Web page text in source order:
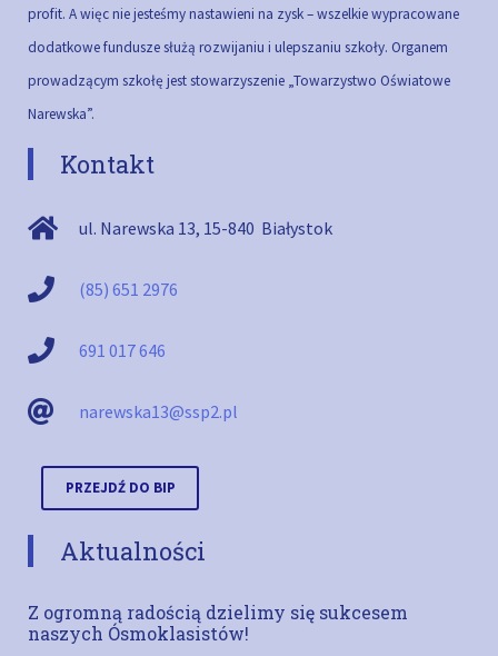
profit. A więc nie jesteśmy nastawieni na zysk – wszelkie wypracowane
dodatkowe fundusze służą rozwijaniu i ulepszaniu szkoły. Organem
prowadzącym szkołę jest stowarzyszenie „Towarzystwo Oświatowe
Narewska”.
Kontakt
ul. Narewska 13, 15-840 Białystok
(85) 651 2976
691 017 646
narewska13@ssp2.pl
PRZEJDŹ DO BIP
Aktualności
Z ogromną radością dzielimy się sukcesem
naszych Ósmoklasistów!